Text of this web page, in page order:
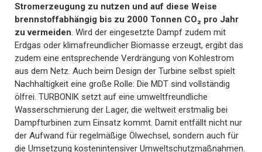
Stromerzeugung zu nutzen und auf diese Weise
brennstoffabhängig bis zu 2000 Tonnen CO₂ pro Jahr
zu vermeiden. Wird der eingesetzte Dampf zudem mit
Erdgas oder klimafreundlicher Biomasse erzeugt, ergibt das
zudem eine entsprechende Verdrängung von Kohlestrom
aus dem Netz. Auch beim Design der Turbine selbst spielt
Nachhaltigkeit eine große Rolle: Die MDT sind vollständig
ölfrei. TURBONIK setzt auf eine umweltfreundliche
Wasserschmierung der Lager, die weltweit erstmalig bei
Dampfturbinen zum Einsatz kommt. Damit entfällt nicht nur
der Aufwand für regelmäßige Ölwechsel, sondern auch für
die Umsetzung kostenintensiver Umweltschutzmaßnahmen.